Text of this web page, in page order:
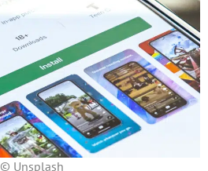
© Unsplash